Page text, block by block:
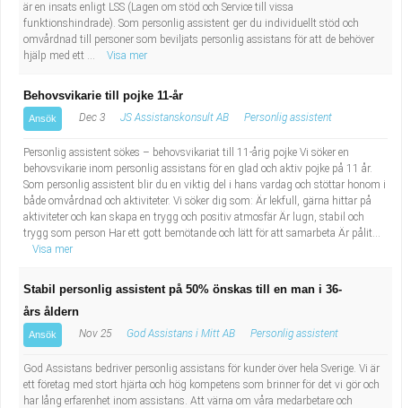
är en insats enligt LSS (Lagen om stöd och Service till vissa
funktionshindrade). Som personlig assistent ger du individuellt stöd och
omvårdnad till personer som beviljats personlig assistans för att de behöver
hjälp med ett ...
Visa mer
Behovsvikarie till pojke 11-år
Ansök Dec 3 JS Assistanskonsult AB Personlig assistent
Personlig assistent sökes – behovsvikariat till 11-årig pojke Vi söker en
behovsvikarie inom personlig assistans för en glad och aktiv pojke på 11 år.
Som personlig assistent blir du en viktig del i hans vardag och stöttar honom i
både omvårdnad och aktiviteter. Vi söker dig som: Är lekfull, gärna hittar på
aktiviteter och kan skapa en trygg och positiv atmosfär Är lugn, stabil och
trygg som person Har ett gott bemötande och lätt för att samarbeta Är pålit...
Visa mer
Stabil personlig assistent på 50% önskas till en man i 36-
års åldern
Ansök Nov 25 God Assistans i Mitt AB Personlig assistent
God Assistans bedriver personlig assistans för kunder över hela Sverige. Vi är
ett företag med stort hjärta och hög kompetens som brinner för det vi gör och
har lång erfarenhet inom assistans. Att värna om våra medarbetare och